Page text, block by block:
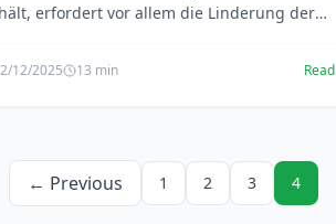
erfordert vor allem die Linderung der
12/2025 13 min Read
← Previous 1 2 3 4